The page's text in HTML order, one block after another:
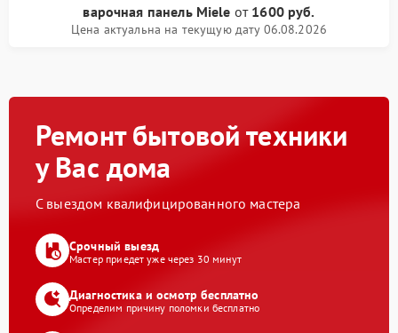
варочная панель Miele от 1600 руб.
Цена актуальна на текущую дату 06.08.2026
Ремонт бытовой техники
у Вас дома
С выездом квалифицированного мастера
Срочный выезд
Мастер приедет уже через 30 минут
Диагностика и осмотр бесплатно
Определим причину поломки бесплатно